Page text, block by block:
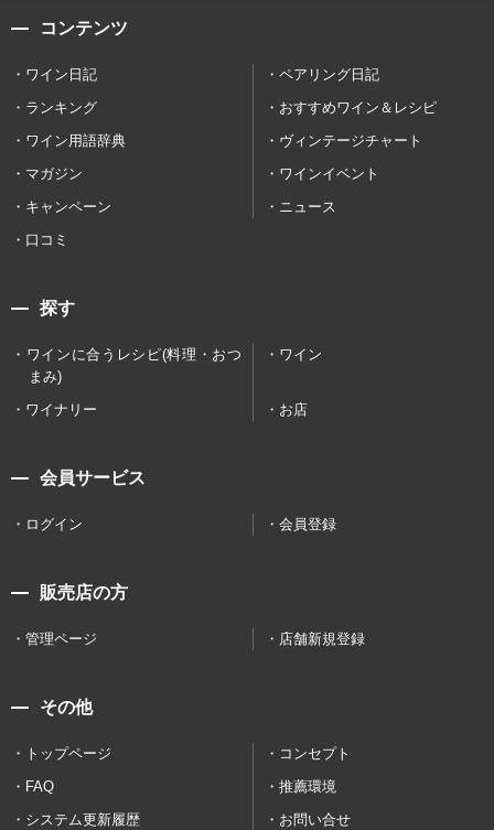
コンテンツ
ワイン日記
ペアリング日記
ランキング
おすすめワイン＆レシピ
ワイン用語辞典
ヴィンテージチャート
マガジン
ワインイベント
キャンペーン
ニュース
口コミ
探す
ワインに合うレシピ(料理・おつ
まみ)
ワイン
ワイナリー お店
会員サービス
ログイン 会員登録
販売店の方
管理ページ 店舗新規登録
その他
トップページ
コンセプト
FAQ
推薦環境
システム更新履歴
お問い合せ